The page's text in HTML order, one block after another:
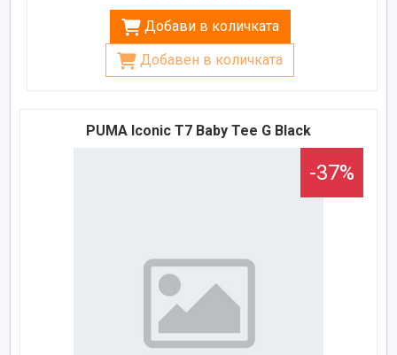
Добави в количката
Добавен в количката
PUMA Iconic T7 Baby Tee G Black
-37%